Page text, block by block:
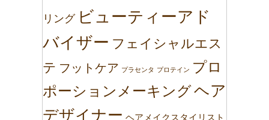
リング ビューティーアド
バイザー フェイシャルエス
テ フットケア プラセンタ プロテイン プロ
ポーションメーキングヘア
デザイナー ヘアメイクスタイリスト